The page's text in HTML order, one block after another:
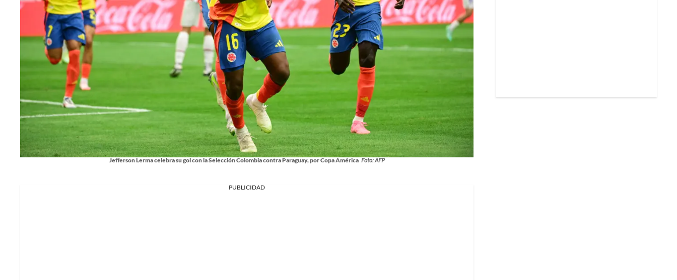
Jefferson Lerma celebra su gol con la Selección Colombia contra Paraguay, por Copa América Foto: AFP
PUBLICIDAD